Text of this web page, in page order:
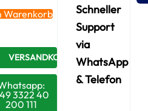
Warenkorb
VERSANDKOSTENFREI​
3322 40
200 111
Schneller
Support
via
WhatsApp
& Telefon